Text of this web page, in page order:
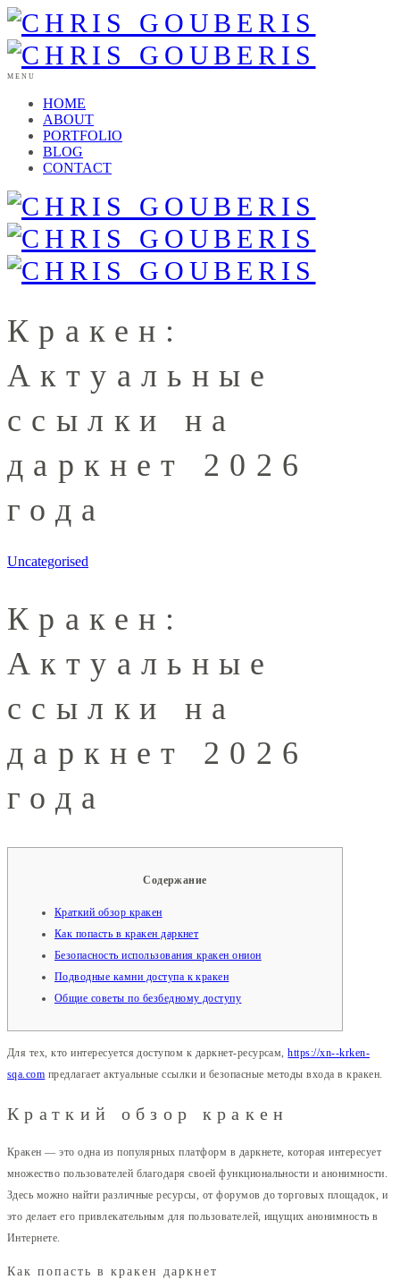
MENU
HOME
ABOUT
PORTFOLIO
BLOG
CONTACT
Кракен:
Актуальные
ссылки на
даркнет 2026
года
Uncategorised
Кракен:
Актуальные
ссылки на
даркнет 2026
года
Содержание
Краткий обзор кракен
Как попасть в кракен даркнет
Безопасность использования кракен онион
Подводные камни доступа к кракен
Общие советы по безбедному доступу
Для тех, кто интересуется доступом к даркнет-ресурсам,https://xn--krken-
sqa.com предлагает актуальные ссылки и безопасные методы входа в кракен.
Краткий обзор кракен
Кракен — это одна из популярных платформ в даркнете, которая интересует
множество пользователей благодаря своей функциональности и анонимности.
Здесь можно найти различные ресурсы, от форумов до торговых площадок, и
это делает его привлекательным для пользователей, ищущих анонимность в
Интернете.
Как попасть в кракен даркнет